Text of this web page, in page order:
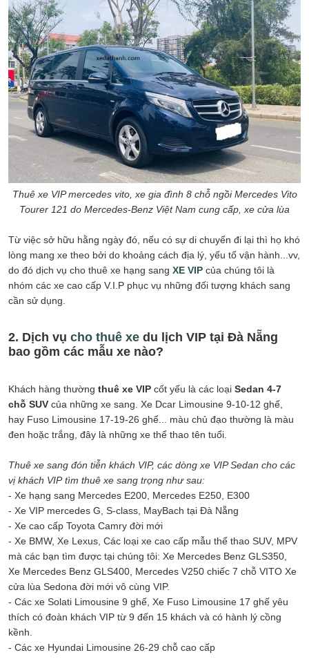
Thuê xe VIP mercedes vito, xe gia đình 8 chỗ ngồi Mercedes Vito
Tourer 121 do Mercedes-Benz Việt Nam cung cấp, xe cửa lùa
Từ việc sở hữu hằng ngày đó, nếu có sự di chuyển đi lại thì họ khó
lòng mang xe theo bởi do khoảng cách địa lý, yếu tố vận hành...vv,
do đó dịch vụ cho thuê xe hạng sang XE VIP của chúng tôi là
nhóm các xe cao cấp V.I.P phục vụ những đối tượng khách sang
cần sử dụng.
2. Dịch vụ cho thuê xe du lịch VIP tại Đà Nẵng
bao gồm các mẫu xe nào?
Khách hàng thường thuê xe VIP cốt yếu là các loại Sedan 4-7
chỗ SUV của những xe sang. Xe Dcar Limousine 9-10-12 ghế,
hay Fuso Limousine 17-19-26 ghế... màu chủ đạo thường là màu
đen hoặc trắng, đây là những xe thể thao tên tuổi.
Thuê xe sang đón tiễn khách VIP, các dòng xe VIP Sedan cho các
vị khách VIP tìm thuê xe sang trọng như sau:
- Xe hạng sang Mercedes E200, Mercedes E250, E300
- Xe VIP mercedes G, S-class, MayBach tại Đà Nẵng
- Xe cao cấp Toyota Camry đời mới
- Xe BMW, Xe Lexus, Các loại xe cao cấp mẫu thể thao SUV, MPV
mà các bạn tìm được tại chúng tôi: Xe Mercedes Benz GLS350,
Xe Mercedes Benz GLS400, Mercedes V250 chiếc 7 chỗ VITO Xe
cửa lùa Sedona đời mới vô cùng VIP.
- Các xe Solati Limousine 9 ghế, Xe Fuso Limousine 17 ghế yêu
thích có đoàn khách VIP từ 9 đến 15 khách và có hành lý cồng
kềnh.
- Các xe Hyundai Limousine 26-29 chỗ cao cấp